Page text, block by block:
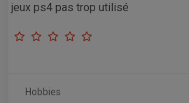
jeux ps4 pas trop utilisé
Hobbies